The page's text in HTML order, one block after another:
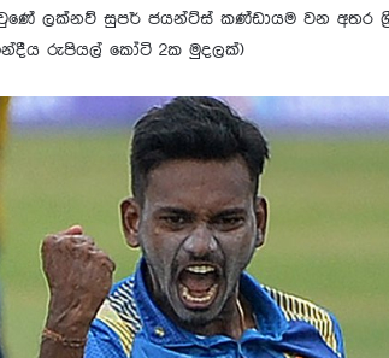
ලක්නව් සුපර් ජයන්ට්ස් කණ්ඩායම වන අතර
රුපියල් කෝටි 2ක මුදලක්)